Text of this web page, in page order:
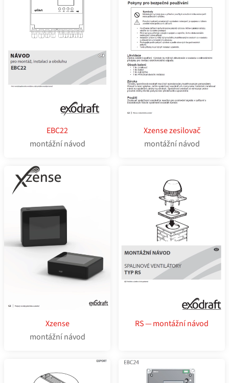
EBC22
montážní návod
Xzense zesilovač
montážní návod
Xzense
montážní návod
RS — montážní návod